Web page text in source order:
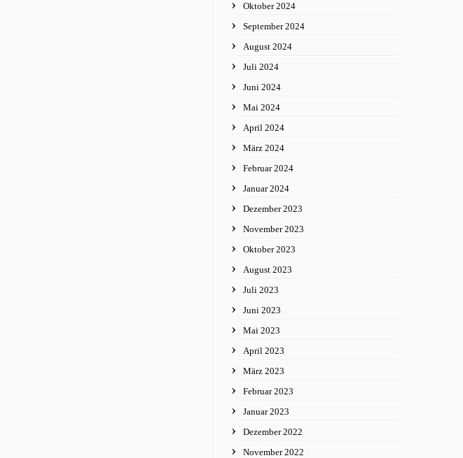
Oktober 2024
September 2024
August 2024
Juli 2024
Juni 2024
Mai 2024
April 2024
März 2024
Februar 2024
Januar 2024
Dezember 2023
November 2023
Oktober 2023
August 2023
Juli 2023
Juni 2023
Mai 2023
April 2023
März 2023
Februar 2023
Januar 2023
Dezember 2022
November 2022